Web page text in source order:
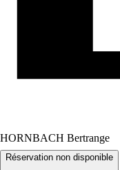
HORNBACH Bertrange
Réservation non disponible